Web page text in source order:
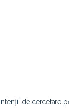
de cercetare